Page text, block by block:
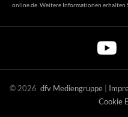
online.de . Weitere Informationen erhalten
© 2026 dfv Mediengruppe |
Cookie